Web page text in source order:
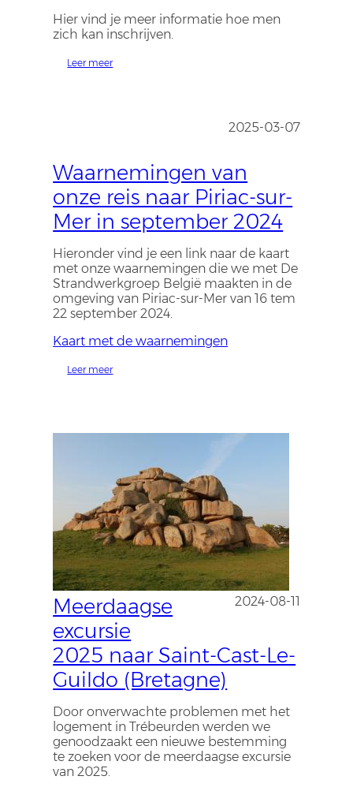
Hier vind je meer informatie hoe men
zich kan inschrijven.
Leer meer
2025-03-07
Waarnemingen van
onze reis naar Piriac-sur-
Mer in september 2024
Hieronder vind je een link naar de kaart
met onze waarnemingen die we met De
Strandwerkgroep België maakten in de
omgeving van Piriac-sur-Mer van 16 tem
22 september 2024.
Kaart met de waarnemingen
Leer meer
2024-08-11
Meerdaagse
excursie
2025 naar Saint-Cast-Le-
Guildo (Bretagne)
Door onverwachte problemen met het
logement in Trébeurden werden we
genoodzaakt een nieuwe bestemming
te zoeken voor de meerdaagse excursie
van 2025.